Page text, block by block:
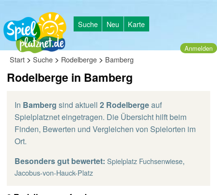
Suche Neu Karte
Anmelden
Start > Suche > Rodelberge > Bamberg
Rodelberge in Bamberg
In Bamberg sind aktuell 2 Rodelbergeauf
Spielplatznet eingetragen. Die Übersicht hilft beim
Finden, Bewerten und Vergleichen von Spielorten im
Ort.
Besonders gut bewertet: Spielplatz Fuchsenwiese,
Jacobus-von-Hauck-Platz